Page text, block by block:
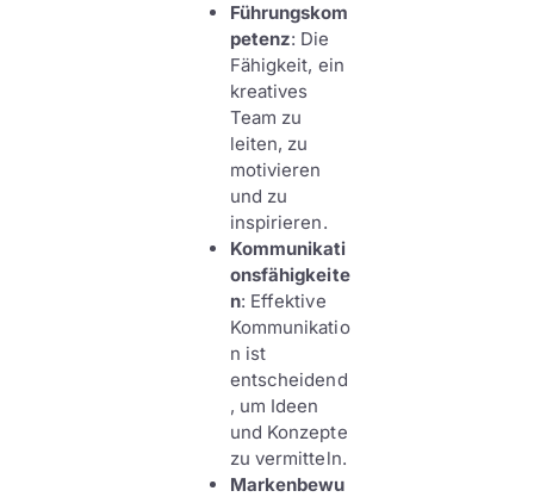
Führungskom
petenz: Die
Fähigkeit, ein
kreatives
Team zu
leiten, zu
motivieren
und zu
inspirieren.
Kommunikati
onsfähigkeite
n: Effektive
Kommunikatio
n ist
entscheidend
, um Ideen
und Konzepte
zu vermitteln.
Markenbewu